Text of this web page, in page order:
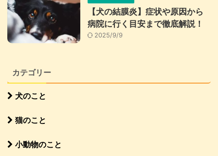
【犬の結膜炎】症状や原因から
病院に行く目安まで徹底解説！
2025/9/9
カテゴリー
犬のこと
猫のこと
小動物のこと